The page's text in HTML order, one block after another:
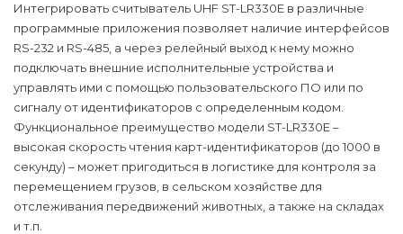
Интегрировать считыватель UHF ST-LR330E в различные
программные приложения позволяет наличие интерфейсов
RS-232 и RS-485, а через релейный выход к нему можно
подключать внешние исполнительные устройства и
управлять ими с помощью пользовательского ПО или по
сигналу от идентификаторов с определенным кодом.
Функциональное преимущество модели ST-LR330E –
высокая скорость чтения карт-идентификаторов (до 1000 в
секунду) – может пригодиться в логистике для контроля за
перемещением грузов, в сельском хозяйстве для
отслеживания передвижений животных, а также на складах
и т.п.